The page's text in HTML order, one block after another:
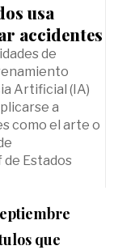
usa
accidentes
de
Artificial (IA)
a
como el arte o
Estados
que